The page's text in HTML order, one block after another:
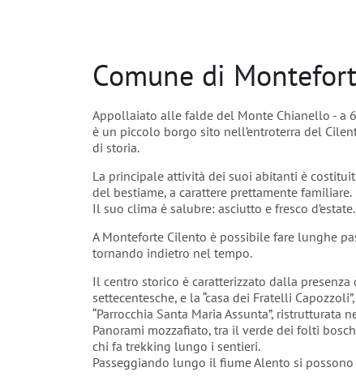
Comune di
Appollaiato alle falde del Monte Chianello - a
è un piccolo borgo sito nell’entroterra del
di storia.
La principale attività dei suoi abitanti è
del bestiame, a carattere prettamente familiare.
Il suo clima è salubre: asciutto e fresco d’estate.
A Monteforte Cilento è possibile fare lunghe
tornando indietro nel tempo.
Il centro storico è caratterizzato dalla presenza
settecentesche, e la “casa dei Fratelli
“Parrocchia Santa Maria Assunta”,
Panorami mozzafiato, tra il verde dei folti
chi fa trekking lungo i sentieri.
Passeggiando lungo il fiume Alento si